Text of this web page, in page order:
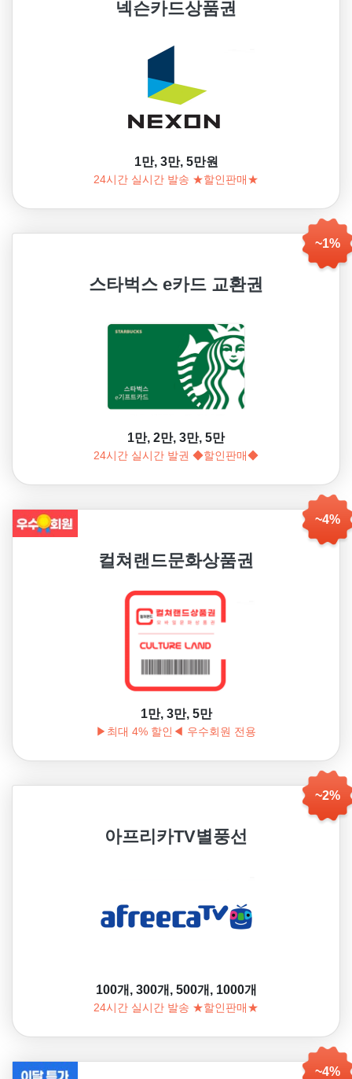
넥슨카드상품권
1만, 3만, 5만원
24시간 실시간 발송 ★할인판매★
~1%
스타벅스 e카드 교환권
1만, 2만, 3만, 5만
24시간 실시간 발권 ◆할인판매◆
~4%
컬쳐랜드문화상품권
1만, 3만, 5만
▶최대 4% 할인◀ 우수회원 전용
~2%
아프리카TV별풍선
100개, 300개, 500개, 1000개
24시간 실시간 발송 ★할인판매★
~4%